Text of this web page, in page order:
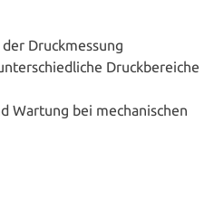
Druckmessung
Druck­be­rei­che
Wartung bei mecha­ni­schen